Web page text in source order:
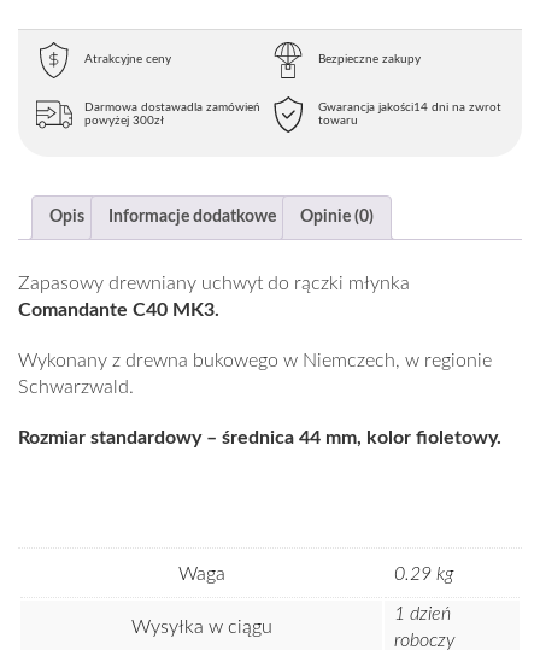
Atrakcyjne ceny Bezpieczne zakupy
Darmowa dostawadla zamówień
powyżej 300zł
Gwarancja jakości14 dni na zwrot
towaru
Opis Informacje dodatkowe Opinie (0)
Zapasowy drewniany uchwyt do rączki młynka
Comandante C40 MK3.
Wykonany z drewna bukowego w Niemczech, w regionie
Schwarzwald.
Rozmiar standardowy – średnica 44 mm, kolor fioletowy.
Waga 0.29 kg
Wysyłka w ciągu
1 dzień
roboczy